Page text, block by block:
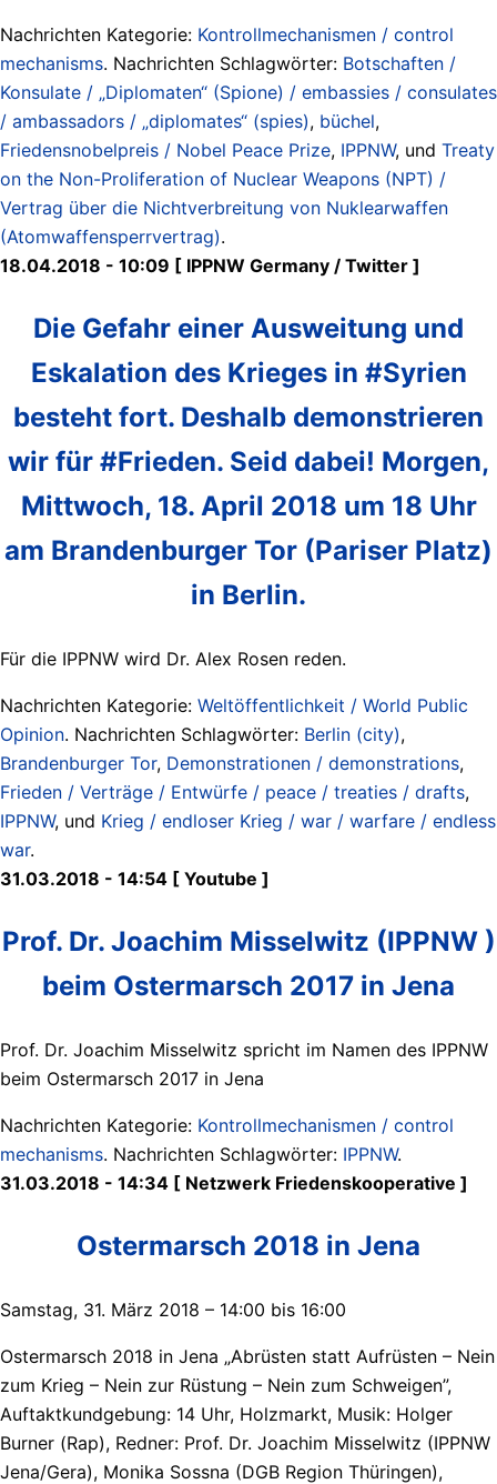
Nachrichten Kategorie: Kontrollmechanismen / control
mechanisms. Nachrichten Schlagwörter: Botschaften /
Konsulate / „Diplomaten“ (Spione) / embassies / consulates
/ ambassadors / „diplomates“ (spies), büchel,
Friedensnobelpreis / Nobel Peace Prize, IPPNW, und Treaty
on the Non-Proliferation of Nuclear Weapons (NPT) /
Vertrag über die Nichtverbreitung von Nuklearwaffen
(Atomwaffensperrvertrag).
18.04.2018 - 10:09 [ IPPNW Germany ‏/ Twitter ]
Die Gefahr einer Ausweitung und
Eskalation des Krieges in #Syrien
besteht fort. Deshalb demonstrieren
wir für #Frieden. Seid dabei! Morgen,
Mittwoch, 18. April 2018 um 18 Uhr
am Brandenburger Tor (Pariser Platz)
in Berlin.
Für die IPPNW wird Dr. Alex Rosen reden.
Nachrichten Kategorie: Weltöffentlichkeit / World Public
Opinion. Nachrichten Schlagwörter: Berlin (city),
Brandenburger Tor, Demonstrationen / demonstrations,
Frieden / Verträge / Entwürfe / peace / treaties / drafts,
IPPNW, und Krieg / endloser Krieg / war / warfare / endless
war.
31.03.2018 - 14:54 [ Youtube ]
Prof. Dr. Joachim Misselwitz (IPPNW )
beim Ostermarsch 2017 in Jena
Prof. Dr. Joachim Misselwitz spricht im Namen des IPPNW
beim Ostermarsch 2017 in Jena
Nachrichten Kategorie: Kontrollmechanismen / control
mechanisms. Nachrichten Schlagwörter: IPPNW.
31.03.2018 - 14:34 [ Netzwerk Friedenskooperative ]
Ostermarsch 2018 in Jena
Samstag, 31. März 2018 – 14:00 bis 16:00
Ostermarsch 2018 in Jena „Abrüsten statt Aufrüsten – Nein
zum Krieg – Nein zur Rüstung – Nein zum Schweigen”,
Auftaktkundgebung: 14 Uhr, Holzmarkt, Musik: Holger
Burner (Rap), Redner: Prof. Dr. Joachim Misselwitz (IPPNW
Jena/Gera), Monika Sossna (DGB Region Thüringen),